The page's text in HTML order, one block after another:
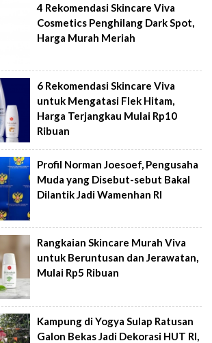
4 Rekomendasi Skincare Viva
Cosmetics Penghilang Dark Spot,
Harga Murah Meriah
6 Rekomendasi Skincare Viva
untuk Mengatasi Flek Hitam,
Harga Terjangkau Mulai Rp10
Ribuan
Profil Norman Joesoef, Pengusaha
Muda yang Disebut-sebut Bakal
Dilantik Jadi Wamenhan RI
Rangkaian Skincare Murah Viva
untuk Beruntusan dan Jerawatan,
Mulai Rp5 Ribuan
Kampung di Yogya Sulap Ratusan
Galon Bekas Jadi Dekorasi HUT RI,